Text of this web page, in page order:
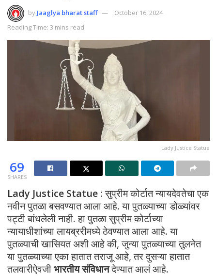
by Jaaglya bharat staff
October 16, 2024
Reading Time: 3 mins read
Lady Justice Statue
69
SHARES
Lady Justice Statue : सुप्रीम कोर्टात न्यायदेवतेचा एक
नवीन पुतळा बसवण्यात आला आहे. या पुतळ्याच्या डोळ्यांवर
पट्टी बांधलेली नाही. हा पुतळा सुप्रीम कोर्टाच्या
न्यायाधीशांच्या लायब्ररीमध्ये ठेवण्यात आला आहे. या
पुतळ्याची खासियत अशी आहे की, जुन्या पुतळ्याच्या तुलनेत
या पुतळ्याच्या एका हातात तराजू आहे, तर दुसऱ्या हातात
तलवारीऐवजीभारतीय संविधानदेण्यात आलं आहे.